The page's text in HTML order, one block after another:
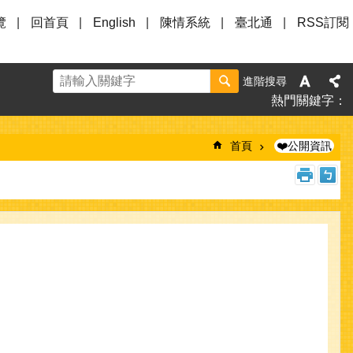
回首頁 English 陳情系統 臺北通 RSS訂閱
進階搜尋
熱門關鍵字
首頁 ❤️公開資訊